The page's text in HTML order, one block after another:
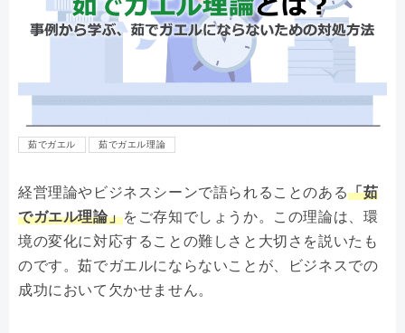
茹でガエル 茹でガエル理論
経営理論やビジネスシーンで語られることのある「茹
でガエル理論」をご存知でしょうか。この理論は、環
境の変化に対応することの難しさと大切さを説いたも
のです。茹でガエルにならないことが、ビジネスでの
成功において欠かせません。